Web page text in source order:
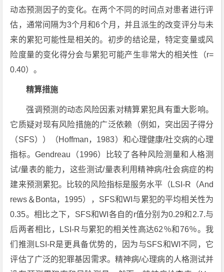
动态预测因子的变化。在两个不同的时间点对患者进行评
估，通常间隔为3个月和6个月，并且派生的改变评分与未
来的累犯可能性是相关的。初步的结论是，特定变量或风
险度量的变化得分会与累犯可能产生非常大的相关性（r=
0.40）。
精算措施
强调预测的动态风险因素对精算累犯具有重大影响。
它质疑对现有风险措施的广泛依赖（例如，突出因子得分
（SFS））（Hoffman，1983）和心理健康/社交病的心理
指标。Gendreau（1996）比较了各种风险测量和人格测
试/量表的能力，这些测试/量表利用精神病/社会病症的构
建来预测累犯。比较的风险指标是服务水平（LSI-R（And
rews＆Bonta，1995），SFS和WI与累犯的平均相关性为
0.35。相比之下，SFS和WI各自的r值分别为0.29和2.7.与
后两者相比，LSI-R与累犯的相关性高达62％和76％。我
们推测LSI-R是更具备优势的，因为与SFS和WI不同，它
评估了广泛的犯罪基因需求。精神病/心理病的人格测试并